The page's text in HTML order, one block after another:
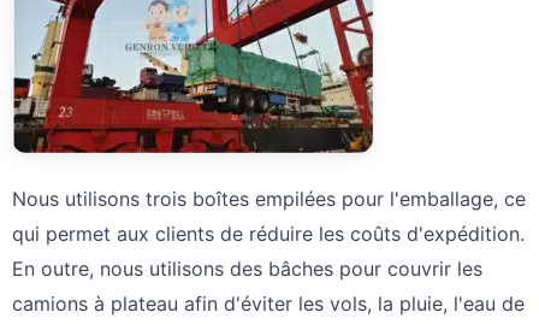
Nous utilisons trois boîtes empilées pour l'emballage, ce
qui permet aux clients de réduire les coûts d'expédition.
En outre, nous utilisons des bâches pour couvrir les
camions à plateau afin d'éviter les vols, la pluie, l'eau de